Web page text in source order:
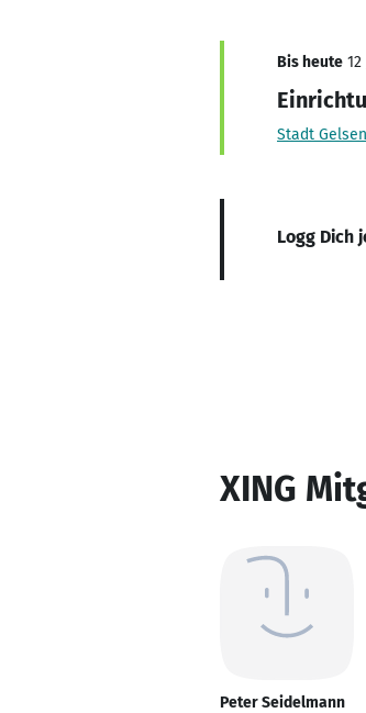
Bis heute
Stadt
Logg Dich
XING
Peter Seidelmann